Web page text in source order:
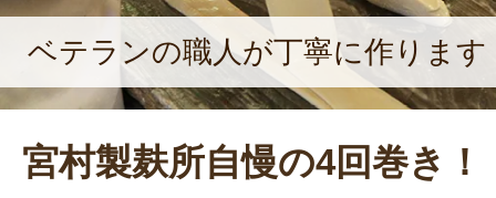
ベテランの職人が丁寧に作ります
宮村製麸所自慢の4回巻き！